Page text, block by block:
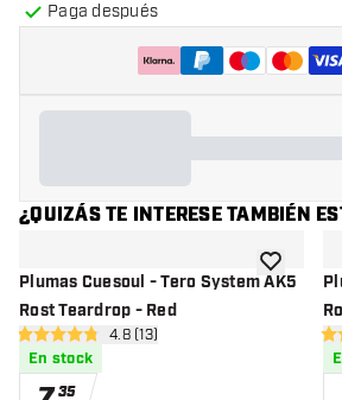
Paga después
¿QUIZÁS TE INTERESE TAMBIÉN
Plumas Cuesoul - Tero System AK5
Rost Teardrop - Red
abrir panel de reseñas
4.8 estrellas de puntuación
4.8 (13)
En stock
35
añadir a la